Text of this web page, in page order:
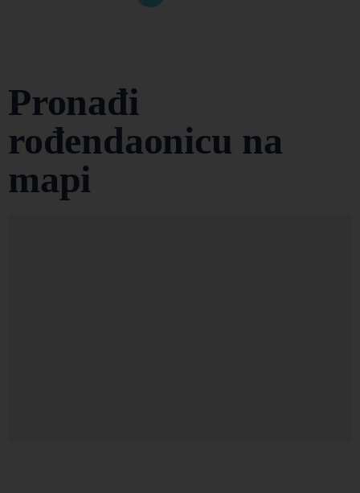
Pronađi
rođendaonicu na
mapi